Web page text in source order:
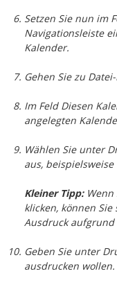
Setzen Sie nun im
Navigationsleiste
Kalender.
Gehen Sie zu
Im Feld Diesen
angelegten
Wählen Sie unter
aus, beispielsweise
Kleiner Tipp:Wenn
klicken, können
Ausdruck
Geben Sie unter
ausdrucken wollen.